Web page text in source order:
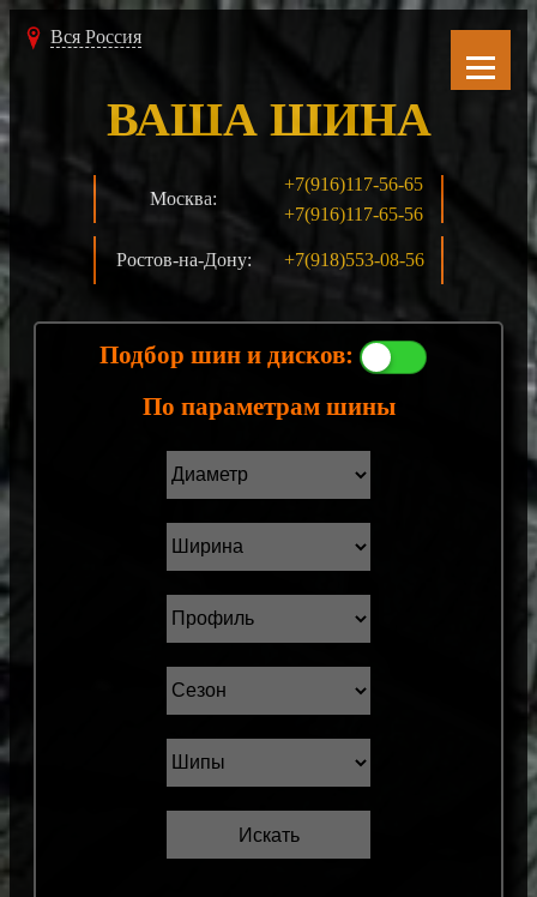
Вся Россия
Москва:
+7(916)117-56-65
+7(916)117-65-56
Ростов-на-Дону: +7(918)553-08-56
ВАША ШИНА
Подбор шин и дисков:
По параметрам шины